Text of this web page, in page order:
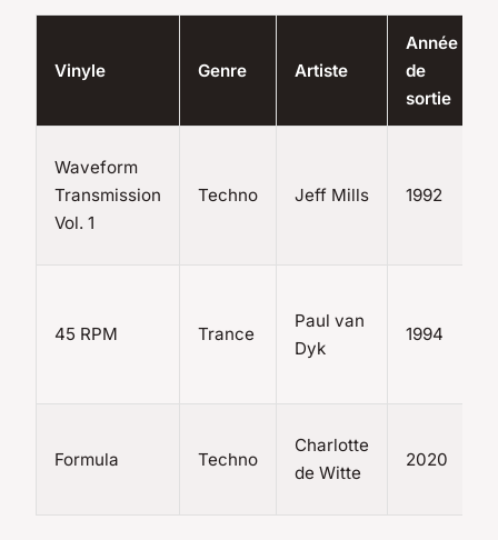
Vinyle Genre Artiste
Année
de
sortie
Waveform
Transmission
Vol. 1
Techno Jeff Mills 1992
45 RPM Trance
Paul van
Dyk
1994
Formula Techno
Charlotte
de Witte
2020